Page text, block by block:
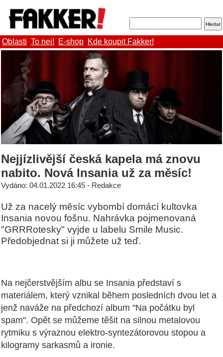
Oblasti To nej! E-shop Kde koupit Fakker!
Nejjízlivější česká kapela má znovu
nabito. Nová Insania už za měsíc!
Vydáno: 04.01.2022 16:45 - Redakce
Už za nacelý měsíc vybombí domácí kultovka
Insania novou fošnu. Nahrávka pojmenovaná
"GRRRotesky" vyjde u labelu Smile Music.
Předobjednat si ji můžete už teď.
Na nejčerstvějším albu se Insania představí s
materiálem, který vznikal během posledních dvou let a
jenž naváže na předchozí album "Na počátku byl
spam". Opět se můžeme těšit na silnou metalovou
rytmiku s výraznou elektro-syntezátorovou stopou a
kilogramy sarkasmů a ironie.